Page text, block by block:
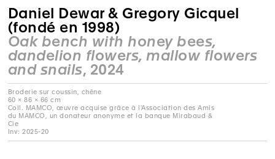
Daniel Dewar & Gregory Gicquel
(fondé en 1998)
Oak bench with honey bees,
dandelion flowers, mallow flowers
and snails, 2024
Broderie sur coussin, chêne
60 × 86 × 66 cm
Coll. MAMCO, œuvre acquise grâce à l'Association des Amis
du MAMCO, un donateur anonyme et la banque Mirabaud &
Cie
Inv: 2025-20